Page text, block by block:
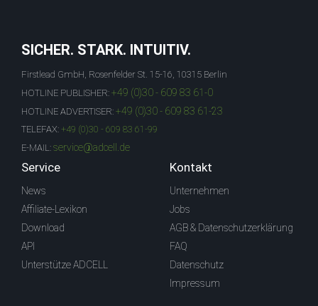
SICHER. STARK. INTUITIV.
Firstlead GmbH, Rosenfelder St. 15-16, 10315 Berlin
HOTLINE PUBLISHER: +49 (0)30 - 609 83 61-0
HOTLINE ADVERTISER: +49 (0)30 - 609 83 61-23
TELEFAX: +49 (0)30 - 609 83 61-99
E-MAIL: service@adcell.de
Service
News
Affiliate-Lexikon
Download
API
Unterstütze ADCELL
Kontakt
Unternehmen
Jobs
AGB & Datenschutzerklärung
FAQ
Datenschutz
Impressum